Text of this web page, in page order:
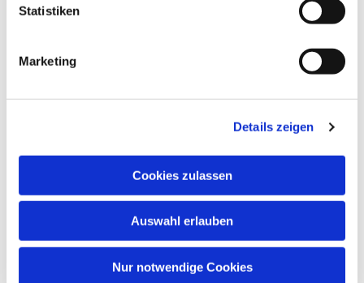
Statistiken
Marketing
Details zeigen
Cookies zulassen
Auswahl erlauben
Nur notwendige Cookies